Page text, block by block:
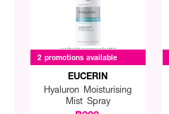
2 promotions available
EUCERIN
Hyaluron Moisturising
Mist Spray